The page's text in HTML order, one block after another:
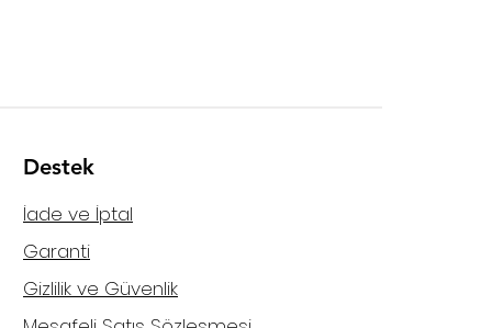
Destek
İade ve İptal
Garanti
Gizlilik ve Güvenlik